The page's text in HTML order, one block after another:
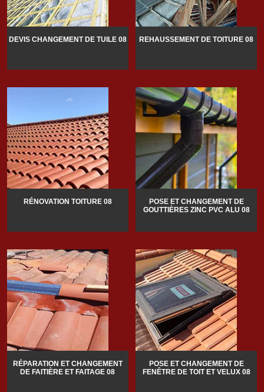
DEVIS CHANGEMENT DE TUILE 08 REHAUSSEMENT DE TOITURE 08
RÉNOVATION TOITURE 08
POSE ET CHANGEMENT DE
GOUTTIÈRES ZINC PVC ALU 08
RÉPARATION ET CHANGEMENT
DE FAITIÈRE ET FAITAGE 08
POSE ET CHANGEMENT DE
FENÊTRE DE TOIT ET VELUX 08